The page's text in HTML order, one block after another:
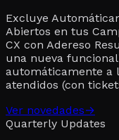
Excluye
Abiertos en tus
CX con Adereso
una nueva
automáticamente a
atendidos (con
Ver novedades→
Quarterly Updates